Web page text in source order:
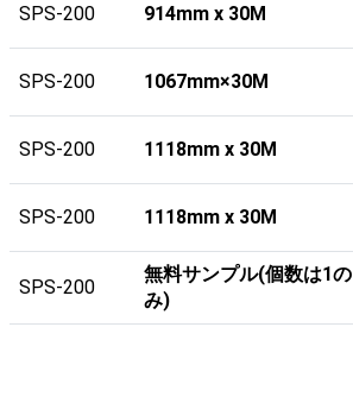
SPS-200 914mm x 30M
SPS-200 1067mm×30M
SPS-200 1118mm x 30M
SPS-200 1118mm x 30M
SPS-200
無料サンプル(個数は1の
み)